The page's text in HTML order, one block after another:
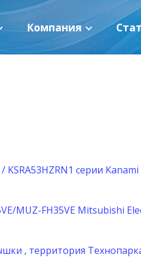
Компания
KSRA53HZRN1 серии
MUZ-FH35VE Mitsubishi
, территория